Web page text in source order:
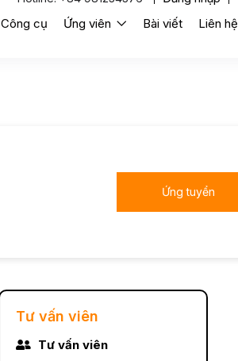
Công cụ Ứng viên Bài viết Liên hệ
Ứng tuyển
Tư vấn viên
Tư vấn viên